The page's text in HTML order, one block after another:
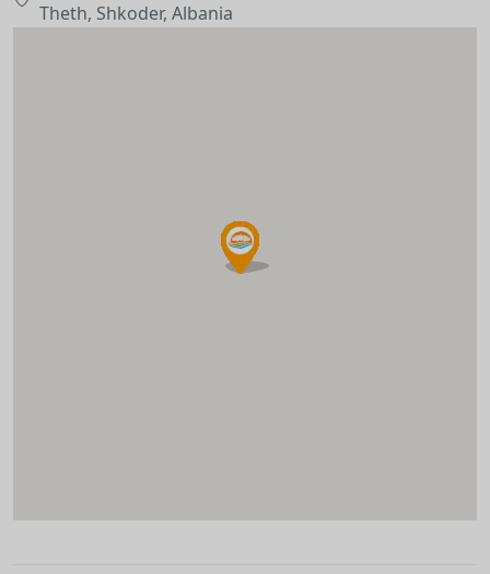
Theth, Shkoder, Albania